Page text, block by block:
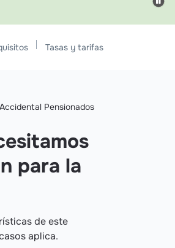
Tasas y tarifas
Pensionados
para la
de este
aplica.